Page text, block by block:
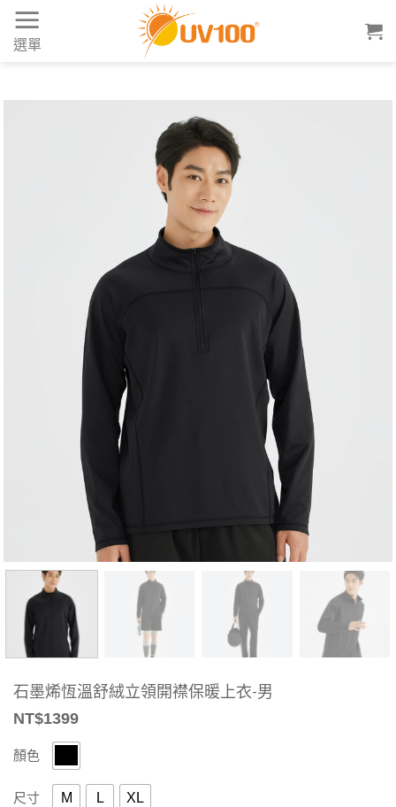
Skip
content
選單
石墨烯恆溫舒絨立領開襟保暖上衣-男
NT$1399
顏色
尺寸 M L XL